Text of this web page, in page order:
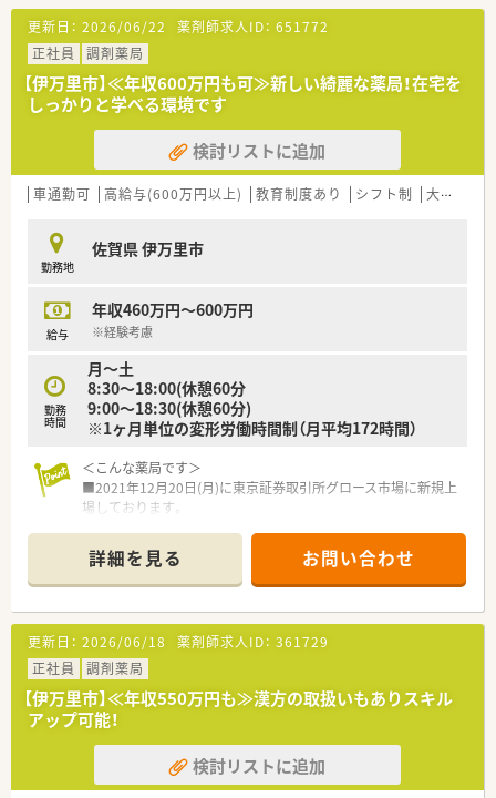
【募集背景と求める人物像について】
■長年勤務された方の退職に伴う欠員補充のため、新たな仲間を
募集しています。
■経験の有無を問わず、薬局のこれからを共に創っていく意欲の
ある方を歓迎します。
■チームワークを大切にし、周囲と協力しながら前向きに業務に
取り組める方を求めています。
【法人特徴について】
■佐賀県伊万里市に1店舗の薬局を構え、地域医療に深く貢献し
頼が厚い薬局です。
更新日： 2026/06/22 薬剤師求人ID： 651772
正社員
調剤薬局
【伊万里市】≪年収600万円も可≫新しい綺麗な薬局！在宅を
しっかりと学べる環境です
検討リストに追加
車通勤可 高給与(600万円以上) 教育制度あり シフト制 大手チェーン
勤務地
佐賀県 伊万里市
給与
年収460万円～600万円
※経験考慮
勤務
時間
月～土
8:30〜18:00(休憩60分
9:00〜18:30(休憩60分)
※1ヶ月単位の変形労働時間制（月平均172時間）
＜こんな薬局です＞
■2021年12月20日(月)に東京証券取引所グロース市場に新規上
場しております。
東京都・千葉県・神奈川県に38店舗展開しております。(2022年6
月時点）
■超高齢化社会で必ず必要となる在宅対応を積極的に取り組ん
でおり着実に成長を続けています。今後も安定して成長が見込
まれる安定営業の会社です。
■オンライン服薬指導(28店舗実施)、地域連携薬局(21店舗)、零
売など最先端の取り組みを実施しております。
＜女性もご活躍いただける環境＞
■ライフイベントやご自身の状況の変化があった場合、雇用形態
変更の相談も可能です。
■女性の育休取得率 100％。復帰率100%。男性育休取得実績(現
在8名取得)もあります。カムバックパス制度、きらりミルククラ
詳細を見る お問い合わせ
更新日： 2026/06/18 薬剤師求人ID： 361729
正社員
調剤薬局
【伊万里市】≪年収550万円も≫漢方の取扱いもありスキル
アップ可能！
検討リストに追加